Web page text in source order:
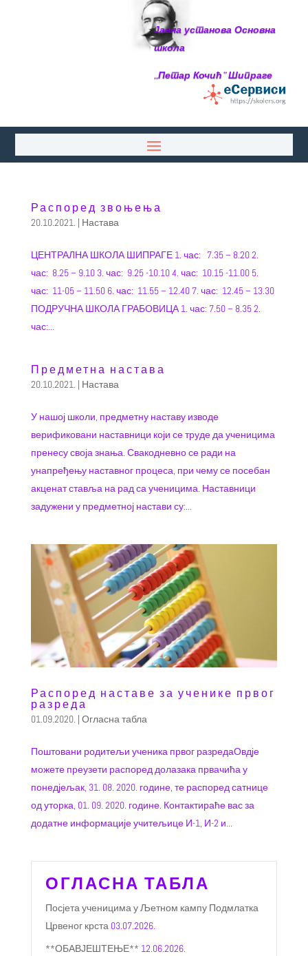
Јавна установа Основна
школа
,,Петар Кочић“ Шипраге
Распоред звоњења
20.10.2021. | Настава
ЦЕНТРАЛНА ШКОЛА ШИПРАГЕ 1. час: 7.35 – 8.20 2.
час: 8.25 – 9.10 3. час: 9.25 -10.10 4. час: 10.15 -11.00 5.
час: 11-05 – 11.50 6. час: 11.55 – 12.40 7. час: 12.45 – 13.30
ПОДРУЧНА ШКОЛА ГРАБОВИЦА 1. час: 7.50 – 8.35 2.
час:...
Предметна настава
20.10.2021. | Настава
У нашој школи, предметну наставу изводе
верификовани наставници који се труде да ученицима
пренесу своја знања. Свакодневно се ради на
унапређењу наставног процеса, при чему се посебан
акценат ставља на рад са ученицима. Наставници
задужени у предметној настави су:...
Распоред наставе за ученике првог
разреда
01.09.2020. | Огласна табла
Поштовани родитељи ученика првог разредаОвдје
можете преузети распоред долазака првачића у
понедјељак, 31. 08. 2020. године, те распоред сатнице
од уторка, 01. 09. 2020. године. Контактираће вас за
додатне информације учитељице И-1, И-2 и...
ОГЛАСНА ТАБЛА
Посјета ученицима у Љетном кампу Подмлатка
Црвеног крста 03.07.2026.
**ОБАВЈЕШТЕЊЕ** 12.06.2026.